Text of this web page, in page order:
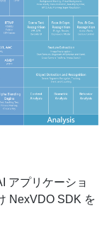
アプリケーショ
NexVDO SDK を